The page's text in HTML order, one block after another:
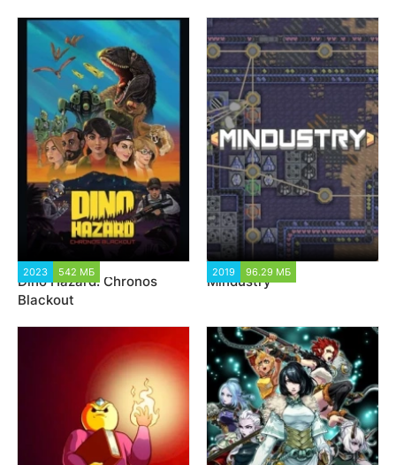
2023 542 МБ
Dino Hazard: Chronos
Blackout
2019 96.29 МБ
Mindustry